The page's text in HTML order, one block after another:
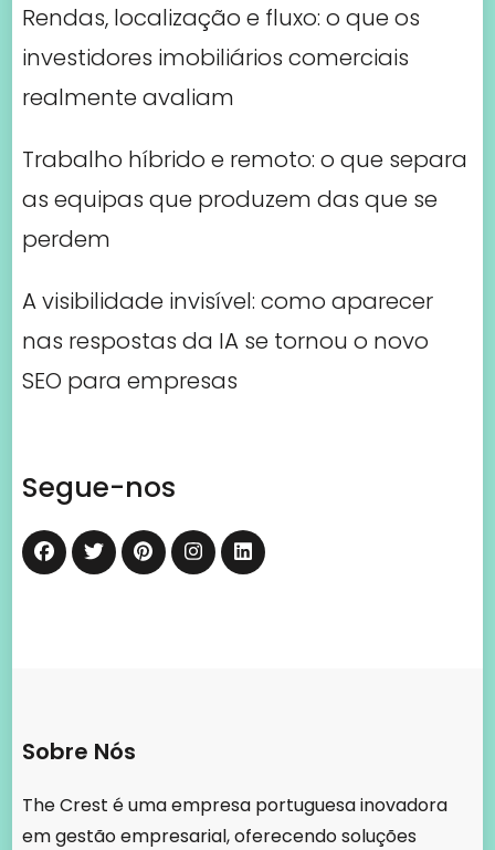
Rendas, localização e fluxo: o que os
investidores imobiliários comerciais
realmente avaliam
Trabalho híbrido e remoto: o que separa
as equipas que produzem das que se
perdem
A visibilidade invisível: como aparecer
nas respostas da IA se tornou o novo
SEO para empresas
Segue-nos
Sobre Nós
The Crest é uma empresa portuguesa inovadora
em gestão empresarial, oferecendo soluções